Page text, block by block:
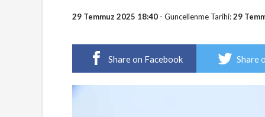
29 Temmuz 2025 18:40 - Guncellenme Tarihi:29
Share on Facebook Share